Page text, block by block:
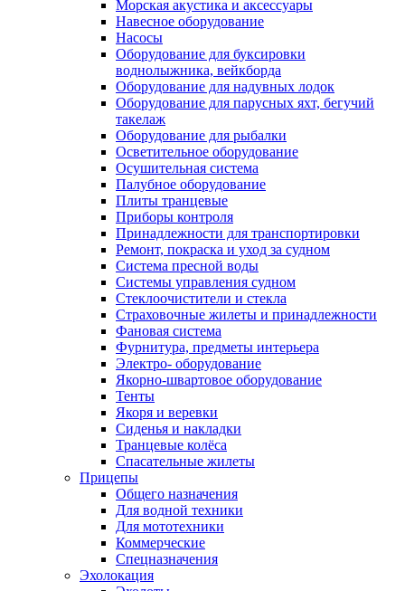
Морская акустика и аксессуары
Навесное оборудование
Насосы
Оборудование для буксировки
воднолыжника, вейкборда
Оборудование для надувных лодок
Оборудование для парусных яхт, бегучий
такелаж
Оборудование для рыбалки
Осветительное оборудование
Осушительная система
Палубное оборудование
Плиты транцевые
Приборы контроля
Принадлежности для транспортировки
Ремонт, покраска и уход за судном
Система пресной воды
Системы управления судном
Стеклоочистители и стекла
Страховочные жилеты и принадлежности
Фановая система
Фурнитура, предметы интерьера
Электро- оборудование
Якорно-швартовое оборудование
Тенты
Якоря и веревки
Сиденья и накладки
Транцевые колёса
Спасательные жилеты
Прицепы
Общего назначения
Для водной техники
Для мототехники
Коммерческие
Спецназначения
Эхолокация